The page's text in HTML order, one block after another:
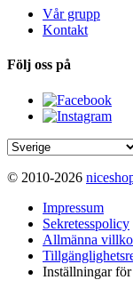
Vår grupp
Kontakt
Följ oss på
© 2010-2026
Impressum
Sekretesspolicy
Allmänna
Inställningar för